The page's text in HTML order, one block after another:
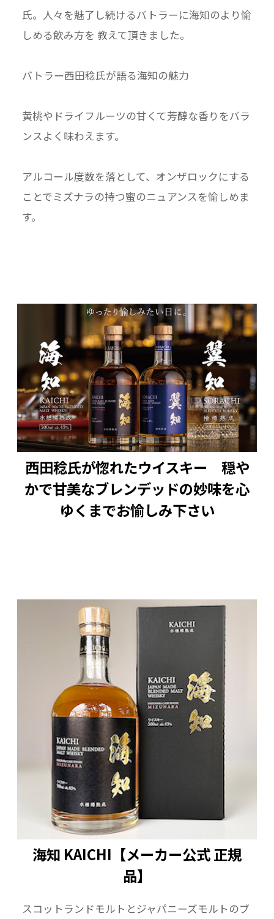
氏。人々を魅了し続けるバトラーに海知のより愉
しめる飲み方を 教えて頂きました。
バトラー西田稔氏が語る海知の魅力
黄桃やドライフルーツの甘くて芳醇な香りをバラ
ンスよく味わえます。
アルコール度数を落として、オンザロックにする
ことでミズナラの持つ蜜のニュアンスを愉しめま
す。
西田稔氏が惚れたウイスキー 穏や
かで甘美なブレンデッドの妙味を心
ゆくまでお愉しみ下さい
海知 KAICHI【メーカー公式 正規
品】
スコットランドモルトとジャパニーズモルトのブ